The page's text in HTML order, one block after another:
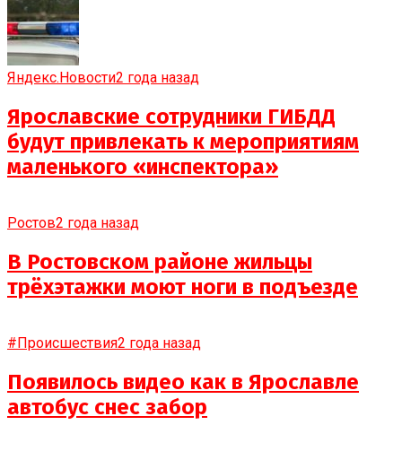
Яндекс.Новости2 года назад
Ярославские сотрудники ГИБДД
будут привлекать к мероприятиям
маленького «инспектора»
Ростов2 года назад
В Ростовском районе жильцы
трёхэтажки моют ноги в подъезде
#Происшествия2 года назад
Появилось видео как в Ярославле
автобус снес забор